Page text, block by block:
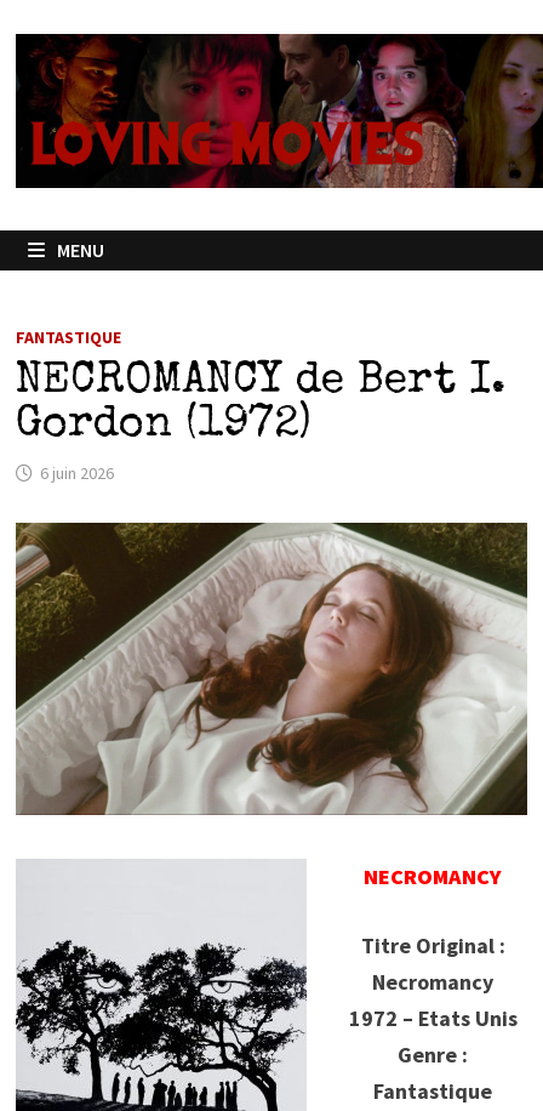
contenu
MENU
FANTASTIQUE
NECROMANCY de Bert I.
Gordon (1972)
6 juin 2026
NECROMANCY
Titre Original :
Necromancy
1972 – Etats Unis
Genre :
Fantastique